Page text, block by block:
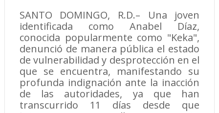
SANTO DOMINGO, R.D.– Una joven
identificada como Anabel Díaz,
conocida popularmente como "Keka",
denunció de manera pública el estado
de vulnerabilidad y desprotección en el
que se encuentra, manifestando su
profunda indignación ante la inacción
de las autoridades, ya que han
transcurrido 11 días desde que